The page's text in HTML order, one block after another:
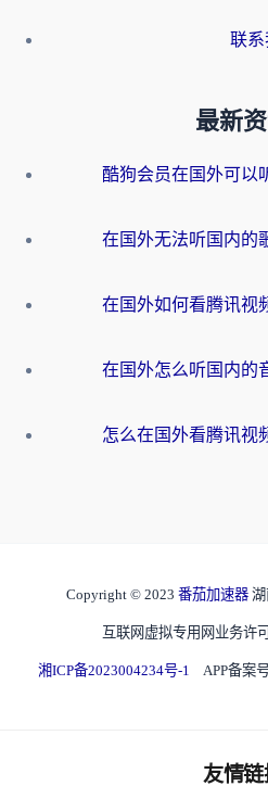
联系
最新
Copyright © 2023 番茄加速器
互联网虚拟专用网业务许
湘ICP备2023004234号-1 APP备案
友情链